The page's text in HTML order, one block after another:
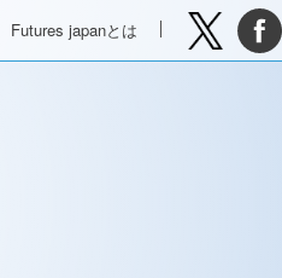
Futures japanとは